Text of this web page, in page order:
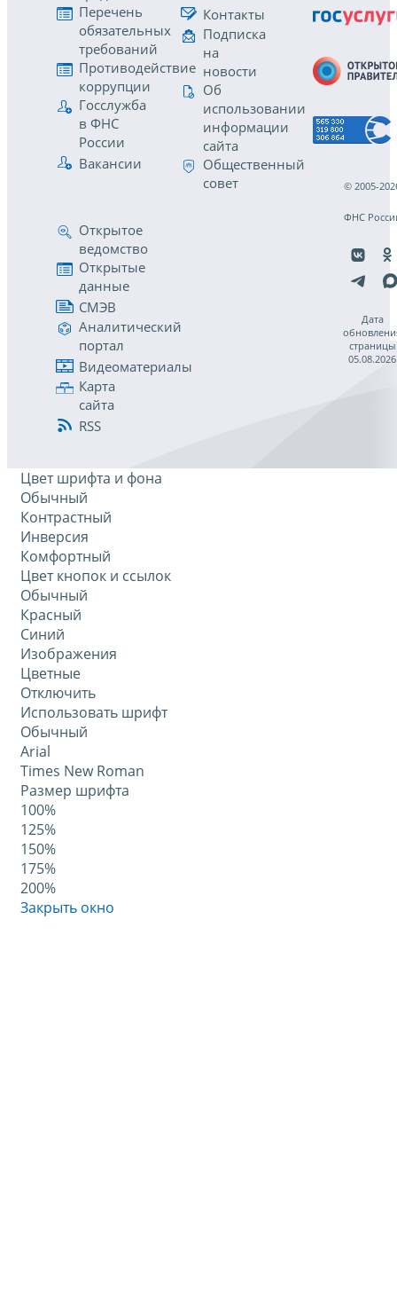
Перечень
обязательных
требований
Противодействие
коррупции
Госслужба
в ФНС
России
Вакансии
Контакты
Подписка
на
новости
Об
использовании
информации
сайта
Общественный
совет
Открытое
ведомство
Открытые
данные
СМЭВ
Аналитический
портал
Видеоматериалы
Карта
сайта
RSS
© 2005-
ФНС
Дата
страницы
05.08.2026
Цвет шрифта и фона
Обычный
Контрастный
Инверсия
Комфортный
Цвет кнопок и ссылок
Обычный
Красный
Синий
Изображения
Цветные
Отключить
Использовать шрифт
Обычный
Arial
Times New Roman
Размер шрифта
100%
125%
150%
175%
200%
Закрыть окно